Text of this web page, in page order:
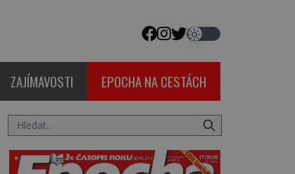
ZAJÍMAVOSTI EPOCHA NA CESTÁCH